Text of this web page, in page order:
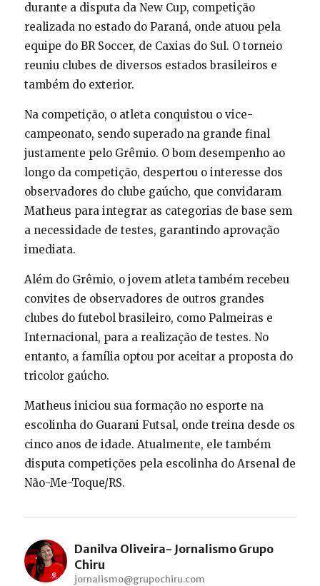
durante a disputa da New Cup, competição
realizada no estado do Paraná, onde atuou pela
equipe do BR Soccer, de Caxias do Sul. O torneio
reuniu clubes de diversos estados brasileiros e
também do exterior.
Na competição, o atleta conquistou o vice-
campeonato, sendo superado na grande final
justamente pelo Grêmio. O bom desempenho ao
longo da competição, despertou o interesse dos
observadores do clube gaúcho, que convidaram
Matheus para integrar as categorias de base sem
a necessidade de testes, garantindo aprovação
imediata.
Além do Grêmio, o jovem atleta também recebeu
convites de observadores de outros grandes
clubes do futebol brasileiro, como Palmeiras e
Internacional, para a realização de testes. No
entanto, a família optou por aceitar a proposta do
tricolor gaúcho.
Matheus iniciou sua formação no esporte na
escolinha do Guarani Futsal, onde treina desde os
cinco anos de idade. Atualmente, ele também
disputa competições pela escolinha do Arsenal de
Não-Me-Toque/RS.
Danilva Oliveira- Jornalismo Grupo
Chiru
jornalismo@grupochiru.com